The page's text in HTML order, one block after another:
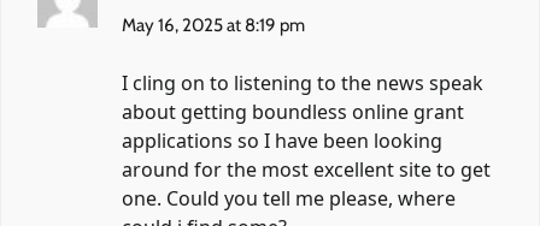
May 16, 2025 at 8:19 pm
I cling on to listening to the news speak
about getting boundless online grant
applications so I have been looking
around for the most excellent site to get
one. Could you tell me please, where